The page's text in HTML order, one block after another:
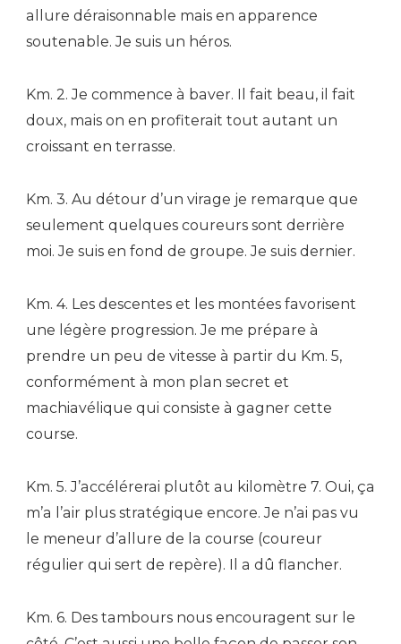
allure déraisonnable mais en apparence
soutenable. Je suis un héros.
Km. 2. Je commence à baver. Il fait beau, il fait
doux, mais on en profiterait tout autant un
croissant en terrasse.
Km. 3. Au détour d’un virage je remarque que
seulement quelques coureurs sont derrière
moi. Je suis en fond de groupe. Je suis dernier.
Km. 4. Les descentes et les montées favorisent
une légère progression. Je me prépare à
prendre un peu de vitesse à partir du Km. 5,
conformément à mon plan secret et
machiavélique qui consiste à gagner cette
course.
Km. 5. J’accélérerai plutôt au kilomètre 7. Oui, ça
m’a l’air plus stratégique encore. Je n’ai pas vu
le meneur d’allure de la course (coureur
régulier qui sert de repère). Il a dû flancher.
Km. 6. Des tambours nous encouragent sur le